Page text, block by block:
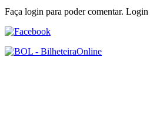
Faça login para poder comentar.